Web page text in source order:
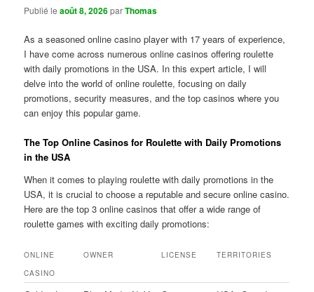
Publié leaoût 8, 2026parThomas
As a seasoned online casino player with 17 years of experience,
I have come across numerous online casinos offering roulette
with daily promotions in the USA. In this expert article, I will
delve into the world of online roulette, focusing on daily
promotions, security measures, and the top casinos where you
can enjoy this popular game.
The Top Online Casinos for Roulette with Daily Promotions
in the USA
When it comes to playing roulette with daily promotions in the
USA, it is crucial to choose a reputable and secure online casino.
Here are the top 3 online casinos that offer a wide range of
roulette games with exciting daily promotions:
ONLINE
CASINO
OWNER LICENSE TERRITORIES